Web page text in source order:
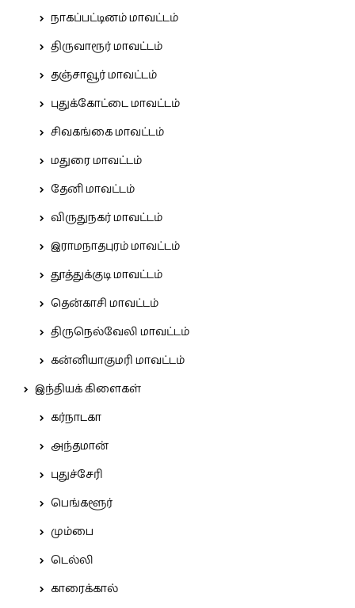
நாகப்பட்டினம் மாவட்டம்
திருவாரூர் மாவட்டம்
தஞ்சாவூர் மாவட்டம்
புதுக்கோட்டை மாவட்டம்
சிவகங்கை மாவட்டம்
மதுரை மாவட்டம்
தேனி மாவட்டம்
விருதுநகர் மாவட்டம்
இராமநாதபுரம் மாவட்டம்
தூத்துக்குடி மாவட்டம்
தென்காசி மாவட்டம்
திருநெல்வேலி மாவட்டம்
கன்னியாகுமரி மாவட்டம்
இந்தியக் கிளைகள்
கர்நாடகா
அந்தமான்
புதுச்சேரி
பெங்களூர்
மும்பை
டெல்லி
காரைக்கால்